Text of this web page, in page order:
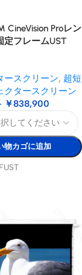
CineVision Proレン
定フレームUST
ースクリーン, 超短
クタースクリーン
￥838,900
物カゴに追加